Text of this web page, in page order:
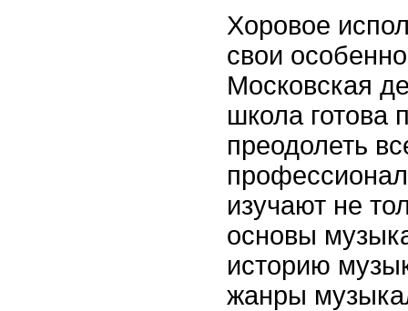
Хоровое
свои
Московская
школа готова
преодолеть
изучают не
основы
историю
жанры